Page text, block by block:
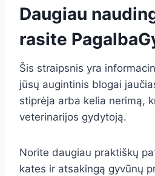
Daugiau
rasite
Šis straipsnis yra
jūsų augintinis blogai
stiprėja arba kelia nerimą,
veterinarijos gydytoją.
Norite daugiau praktiškų
kates ir atsakingą gyvūnų